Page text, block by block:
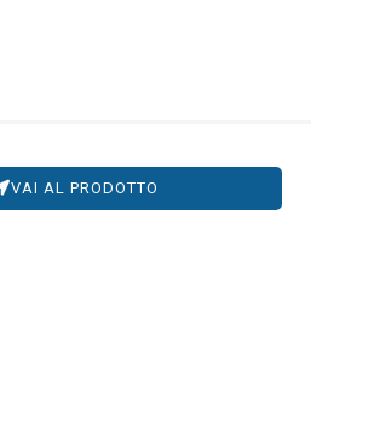
VAI AL PRODOTTO